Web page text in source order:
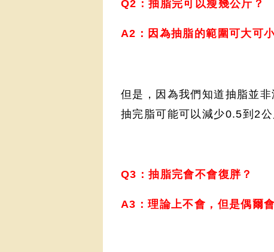
Q2：抽脂完可以瘦幾公斤？
A2：因為抽脂的範圍可大可
但是，因為我們知道抽脂並
抽完脂可能可以減少0.5到2公
Q3：抽脂完會不會復胖？
A3：理論上不會，但是偶爾會